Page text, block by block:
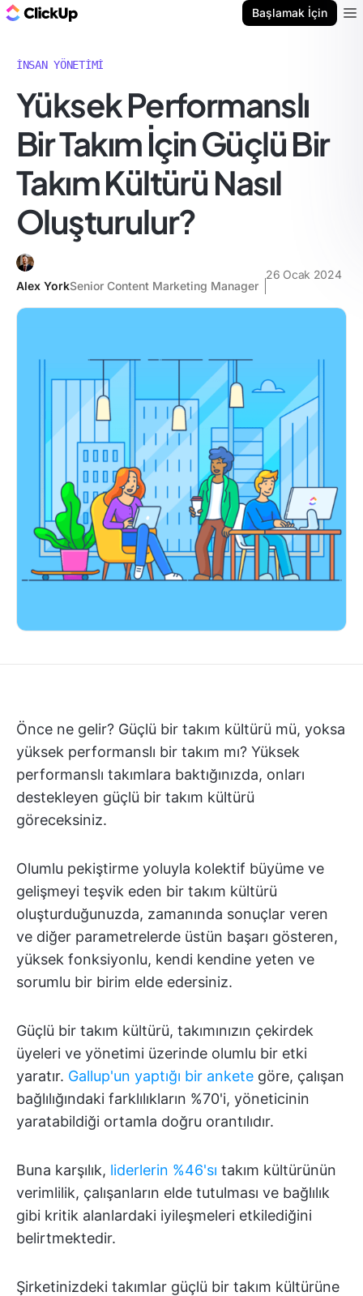
Başlamak İçin
İNSAN YÖNETIMI
Yüksek Performanslı
Bir Takım İçin Güçlü Bir
Takım Kültürü Nasıl
Oluşturulur?
Alex YorkSenior Content Marketing Manager
26 Ocak 2024
Önce ne gelir? Güçlü bir takım kültürü mü, yoksa
yüksek performanslı bir takım mı? Yüksek
performanslı takımlara baktığınızda, onları
destekleyen güçlü bir takım kültürü
göreceksiniz.
Olumlu pekiştirme yoluyla kolektif büyüme ve
gelişmeyi teşvik eden bir takım kültürü
oluşturduğunuzda, zamanında sonuçlar veren
ve diğer parametrelerde üstün başarı gösteren,
yüksek fonksiyonlu, kendi kendine yeten ve
sorumlu bir birim elde edersiniz.
Güçlü bir takım kültürü, takımınızın çekirdek
üyeleri ve yönetimi üzerinde olumlu bir etki
yaratır. Gallup'un yaptığı bir ankete göre, çalışan
bağlılığındaki farklılıkların %70'i, yöneticinin
yaratabildiği ortamla doğru orantılıdır.
Buna karşılık, liderlerin %46'sı takım kültürünün
verimlilik, çalışanların elde tutulması ve bağlılık
gibi kritik alanlardaki iyileşmeleri etkilediğini
belirtmektedir.
Şirketinizdeki takımlar güçlü bir takım kültürüne